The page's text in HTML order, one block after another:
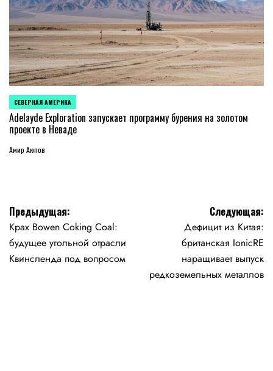
ОПУБЛИКОВАНО
В
СЕВЕРНАЯ АМЕРИКА
Adelayde Exploration запускает программу бурения на золотом
проекте в Неваде
Амир Аюпов
Навигация
по
записям
Предыдущая:
Крах Bowen Coking Coal:
будущее угольной отрасли
Квинсленда под вопросом
Следующая:
Дефицит из Китая:
британская IonicRE
наращивает выпуск
редкоземельных металлов